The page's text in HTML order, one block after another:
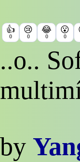
👍
0
😢
0
😂
0
😮
0
..o..
by